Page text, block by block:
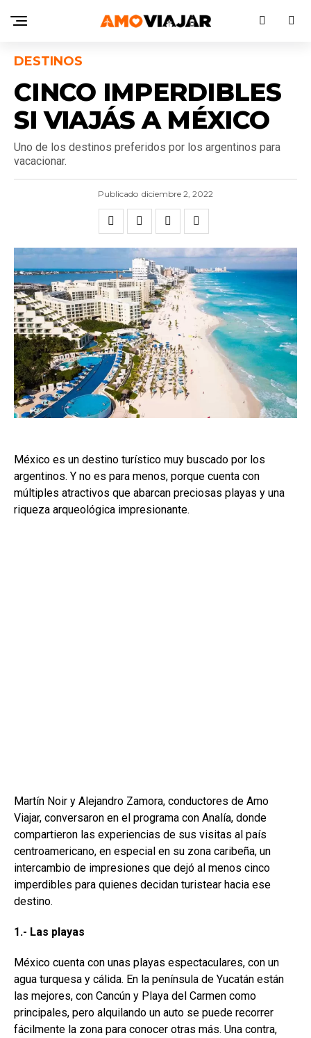
DESTINOS
CINCO IMPERDIBLES
SI VIAJÁS A MÉXICO
Uno de los destinos preferidos por los argentinos para
vacacionar.
Publicado diciembre 2, 2022
México es un destino turístico muy buscado por los
argentinos. Y no es para menos, porque cuenta con
múltiples atractivos que abarcan preciosas playas y una
riqueza arqueológica impresionante.
Martín Noir y Alejandro Zamora, conductores de Amo
Viajar, conversaron en el programa con Analía, donde
compartieron las experiencias de sus visitas al país
centroamericano, en especial en su zona caribeña, un
intercambio de impresiones que dejó al menos cinco
imperdibles para quienes decidan turistear hacia ese
destino.
1.- Las playas
México cuenta con unas playas espectaculares, con un
agua turquesa y cálida. En la península de Yucatán están
las mejores, con Cancún y Playa del Carmen como
principales, pero alquilando un auto se puede recorrer
fácilmente la zona para conocer otras más. Una contra,